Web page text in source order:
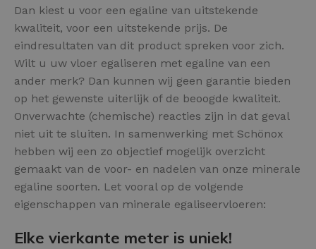
Dan kiest u voor een egaline van uitstekende
kwaliteit, voor een uitstekende prijs. De
eindresultaten van dit product spreken voor zich.
Wilt u uw vloer egaliseren met egaline van een
ander merk? Dan kunnen wij geen garantie bieden
op het gewenste uiterlijk of de beoogde kwaliteit.
Onverwachte (chemische) reacties zijn in dat geval
niet uit te sluiten. In samenwerking met Schönox
hebben wij een zo objectief mogelijk overzicht
gemaakt van de voor- en nadelen van onze minerale
egaline soorten. Let vooral op de volgende
eigenschappen van minerale egaliseervloeren:
Elke vierkante meter is uniek!